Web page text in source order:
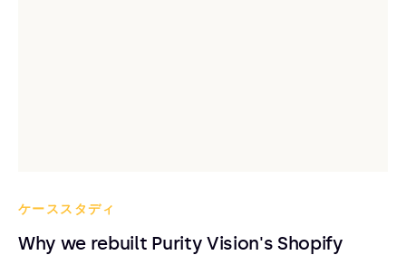
ケーススタディ
Why we rebuilt Purity Vision's Shopify